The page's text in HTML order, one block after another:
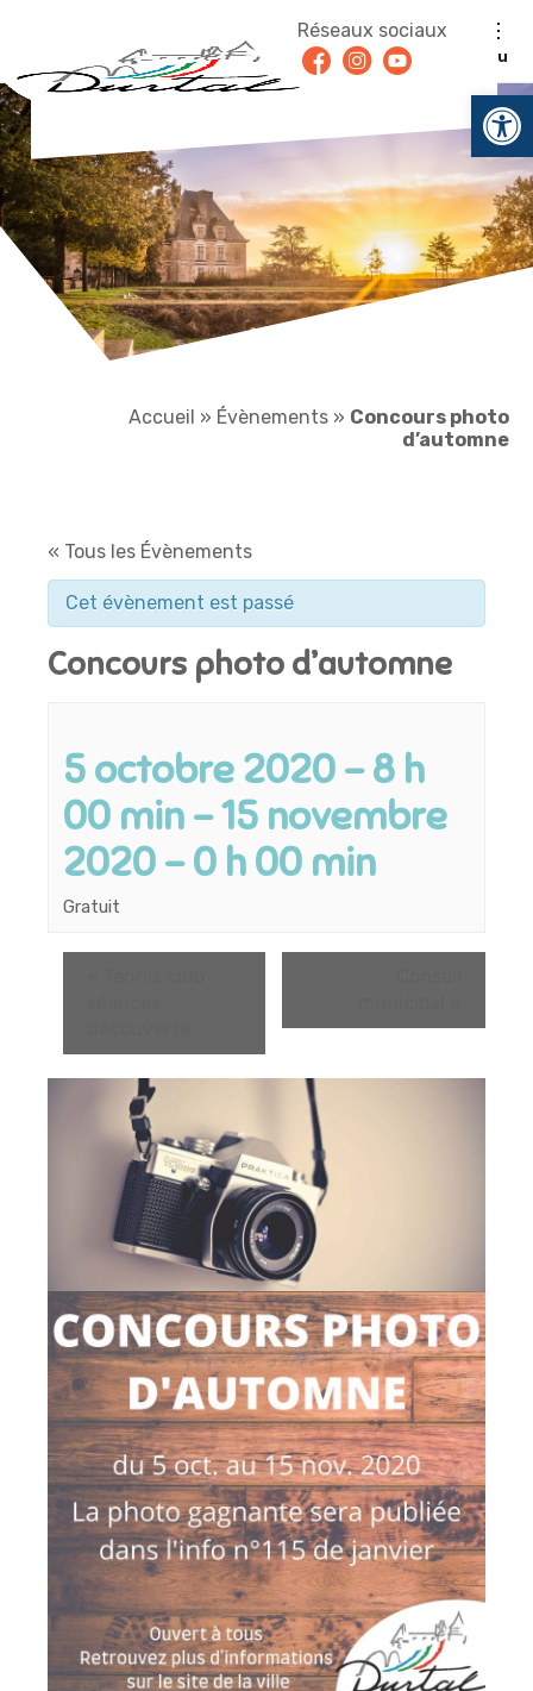
Menu
Réseaux sociaux
FacebookInstagram
Youtube
Accueil » Évènements » Concours photo
d’automne
« Tous les Évènements
Cet évènement est passé
Concours photo d’automne
5 octobre 2020 - 8 h
00 min-15 novembre
2020 - 0 h 00 min
Gratuit